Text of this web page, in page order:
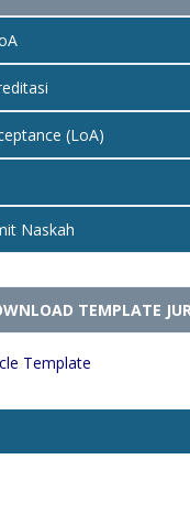
(LoA)
Naskah
TEMPLATE